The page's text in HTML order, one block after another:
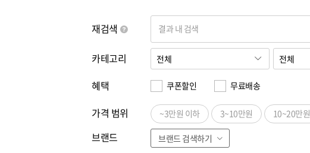
재검색 결과 내 검색
카테고리
혜택
쿠폰할인 무료배송
가격 범위 ~3만원 이하 3~10만원 10~20만원
브랜드
브랜드 검색하기